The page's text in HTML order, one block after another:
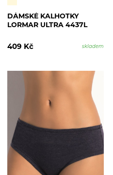
DÁMSKÉ KALHOTKY
LORMAR ULTRA 4437L
409 Kč skladem